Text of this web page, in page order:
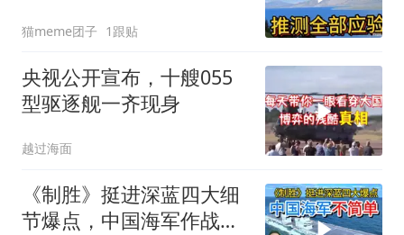
猫meme团子 1跟贴
央视公开宣布，十艘055
型驱逐舰一齐现身
越过海面
《制胜》挺进深蓝四大细
节爆点，中国海军作战已